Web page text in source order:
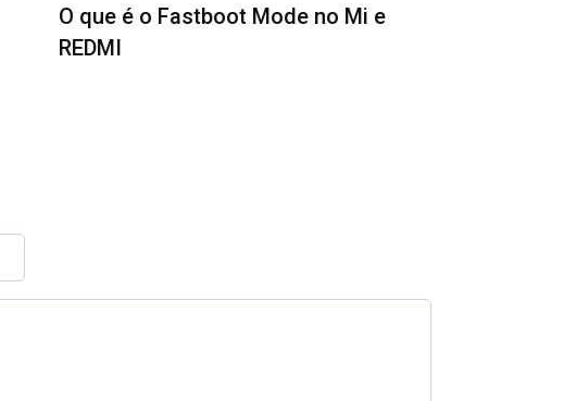
O que é o Fastboot Mode no Mi e
REDMI